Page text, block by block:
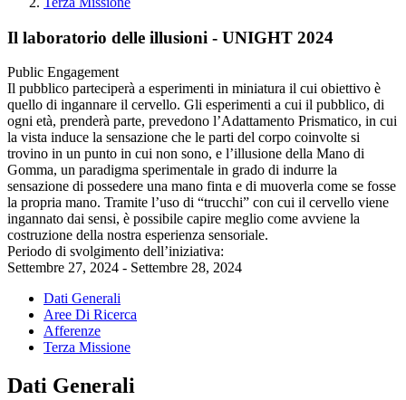
Il laboratorio delle illusioni - UNIGHT 2024
Public Engagement
Il pubblico parteciperà a esperimenti in miniatura il cui obiettivo è
quello di ingannare il cervello. Gli esperimenti a cui il pubblico, di
ogni età, prenderà parte, prevedono l’Adattamento Prismatico, in cui
la vista induce la sensazione che le parti del corpo coinvolte si
trovino in un punto in cui non sono, e l’illusione della Mano di
Gomma, un paradigma sperimentale in grado di indurre la
sensazione di possedere una mano finta e di muoverla come se fosse
la propria mano. Tramite l’uso di “trucchi” con cui il cervello viene
ingannato dai sensi, è possibile capire meglio come avviene la
costruzione della nostra esperienza sensoriale.
Periodo di svolgimento dell’iniziativa:
Settembre 27, 2024 - Settembre 28, 2024
Dati Generali
Aree Di Ricerca
Afferenze
Terza Missione
Dati Generali